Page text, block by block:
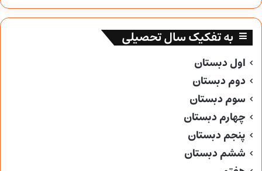
به تفکیک سال تحصیلی
اول دبستان
دوم دبستان
سوم دبستان
چهارم دبستان
پنجم دبستان
ششم دبستان